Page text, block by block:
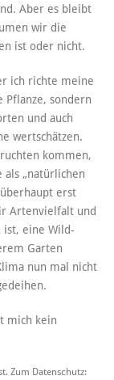
Aber es bleibt
wir die
ist oder nicht.
ich richte meine
Pflanze, sondern
und auch
wertschätzen.
kommen,
als „natürlichen
überhaupt erst
Artenvielfalt und
ist, eine Wild-
Garten
nun mal nicht
mich kein
Zum Datenschutz: